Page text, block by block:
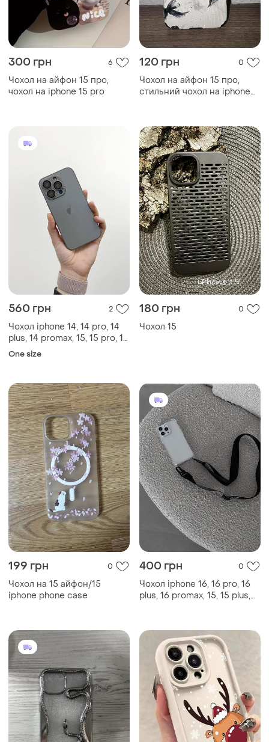
300 грн 6
Чохол на айфон 15 про,
чохол на iphone 15 pro
120 грн 0
Чохол на айфон 15 про,
стильний чохол на iphone
560 грн 2
Чохол iphone 14, 14 pro, 14
plus, 14 promax, 15, 15 pro, 15
plus, 15 promax
One size
180 грн 0
Чохол 15
199 грн 0
Чохол на 15 айфон/15
iphone phone case
400 грн 0
Чохол iphone 16, 16 pro, 16
plus, 16 promax, 15, 15 plus,